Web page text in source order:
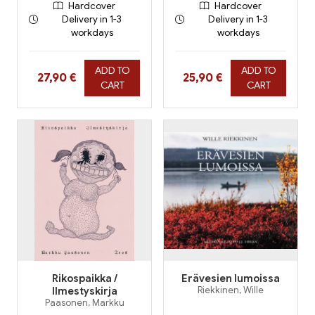
Hardcover
Delivery in 1-3
workdays
Hinta nyt
27,90 €
ADD TO
CART
Hardcover
Delivery in 1-3
workdays
Hinta nyt
25,90 €
ADD TO
CART
Rikospaikka /
Ilmestyskirja
Paasonen, Markku
Erävesien lumoissa
Riekkinen, Wille